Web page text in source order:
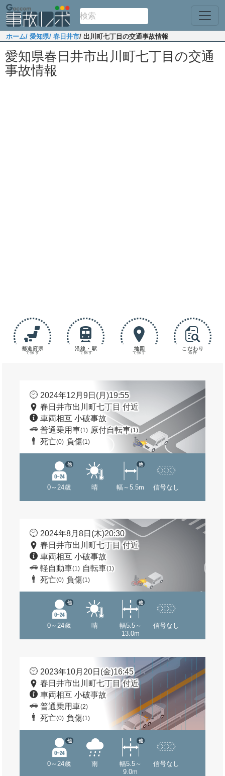
ホーム/ 愛知県/ 春日井市/ 出川町七丁目の交通事故情報
愛知県春日井市出川町七丁目の交通
事故情報
都道府県
で探す
沿線・駅
で探す
地図
で探す
こだわり
条件
2024年12月9日(月)19:55
春日井市出川町七丁目 付近
車両相互 小破事故
普通乗用車(1) 原付自転車(1)
死亡(0) 負傷(1)
0～24歳
他
晴 幅～5.5m
他
信号なし
2024年8月8日(木)20:30
春日井市出川町七丁目 付近
車両相互 小破事故
軽自動車(1) 自転車(1)
死亡(0) 負傷(1)
0～24歳
他
晴
幅5.5～
13.0m
他
信号なし
2023年10月20日(金)16:45
春日井市出川町七丁目 付近
車両相互 小破事故
普通乗用車(2)
死亡(0) 負傷(1)
0～24歳
他
雨
幅5.5～
9.0m
他
信号なし